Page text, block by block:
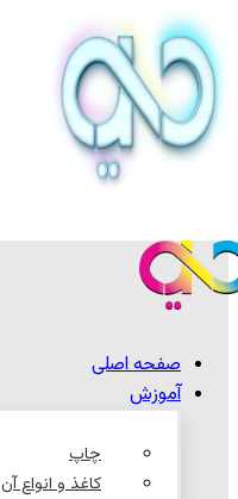
صفحه اصلی
آموزش
چاپ
کاغذ و انواع آن